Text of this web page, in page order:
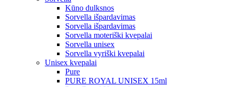
Kūno dulksnos
Sorvella išpardavimas
Sorvella išpardavimas
Sorvella moteriški kvepalai
Sorvella unisex
Sorvella vyriški kvepalai
Unisex kvepalai
Pure
PURE ROYAL UNISEX 15ml